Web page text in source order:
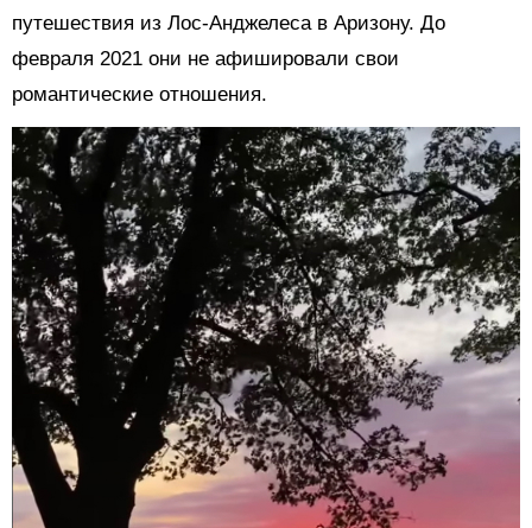
путешествия из Лос-Анджелеса в Аризону. До
февраля 2021 они не афишировали свои
романтические отношения.